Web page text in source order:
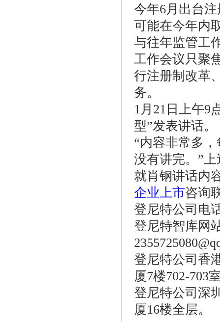
今年6月出台
可能在今年内
与往年监管工
工作会议只聚
行注册制改革
务。
1月21日上午9
型”发表讲话。
“内容非常多
没有讲完。”
就肖钢讲话内
企业上市咨询
登尼特公司电
登尼特智库网
登尼特公司香
厦7楼702-703
登尼特公司深
厦16楼全层。